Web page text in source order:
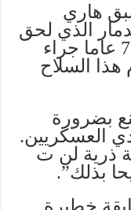
هاري
الذي لحق
بهيروشيما وناغازاكي قبل 75 عاما جراء
هذا السلاح
بضرورة
العسكريين.
ذرية لن ت
بذلك”.